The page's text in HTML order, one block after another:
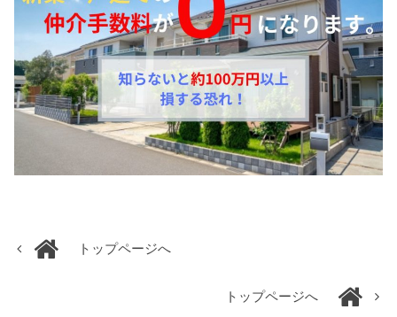
トップページへ
トップページへ